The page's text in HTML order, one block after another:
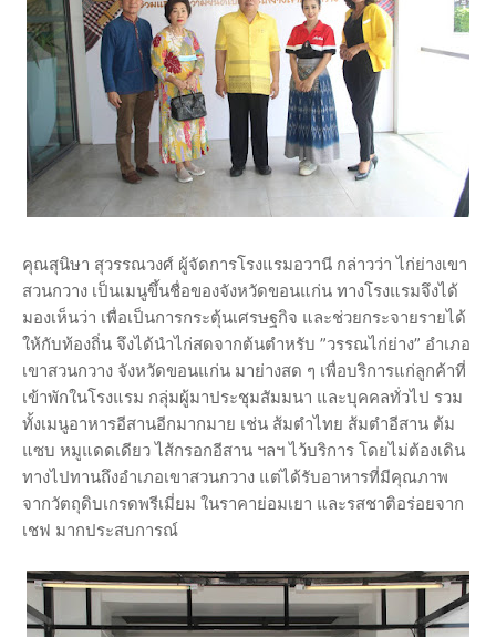
คุณสุนิษา สุวรรณวงศ์ ผู้จัดการโรงแรมอวานี กล่าวว่า ไก่ย่างเขา
สวนกวาง เป็นเมนูขึ้นชื่อของจังหวัดขอนแก่น ทางโรงแรมจึงได้
มองเห็นว่า เพื่อเป็นการกระตุ้นเศรษฐกิจ และช่วยกระจายรายได้
ให้กับท้องถิ่น จึงได้นำไก่สดจากต้นตำหรับ ”วรรณไก่ย่าง” อำเภอ
เขาสวนกวาง จังหวัดขอนแก่น มาย่างสด ๆ เพื่อบริการแก่ลูกค้าที่
เข้าพักในโรงแรม กลุ่มผู้มาประชุมสัมมนา และบุคคลทั่วไป รวม
ทั้งเมนูอาหารอีสานอีกมากมาย เช่น ส้มตำไทย ส้มตำอีสาน ต้ม
แซบ หมูแดดเดียว ไส้กรอกอีสาน ฯลฯ ไว้บริการ โดยไม่ต้องเดิน
ทางไปทานถึงอำเภอเขาสวนกวาง แต่ได้รับอาหารที่มีคุณภาพ
จากวัตถุดิบเกรดพรีเมี่ยม ในราคาย่อมเยา และรสชาติอร่อยจาก
เชฟ มากประสบการณ์